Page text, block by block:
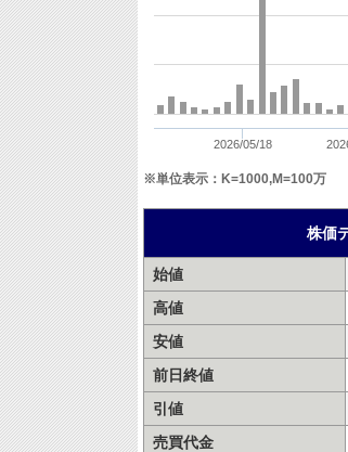
2026/05/18
※単位表示：K=1000,M=100万
株価
始値
高値
安値
前日終値
引値
売買代金